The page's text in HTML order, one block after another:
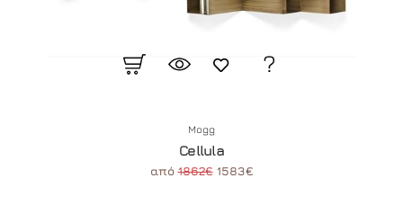
Mogg
Cellula
από1862€1583€